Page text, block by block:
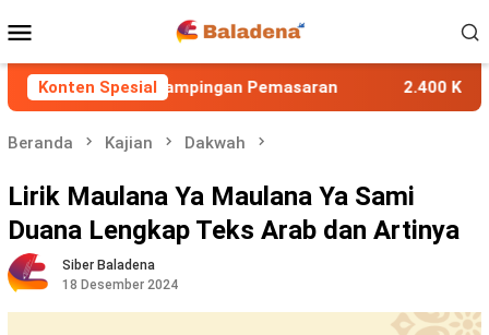
ke
kontenMobile
Konten Spesial
Pendampingan Pemasaran 2.400 Konsumen
Beranda Kajian Dakwah
Lirik Maulana Ya Maulana Ya Sami
Duana Lengkap Teks Arab dan Artinya
Siber Baladena
18 Desember 2024